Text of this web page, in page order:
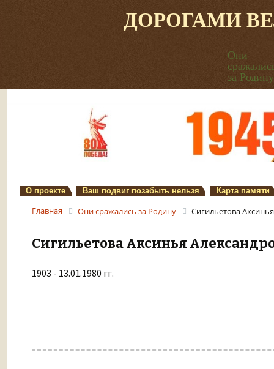
ДОРОГАМИ
Они
за Родину
О проекте Ваш подвиг позабыть нельзя Карта памяти
Главная Они сражались за Родину Сигильетова
Сигильетова Аксинья
1903 - 13.01.1980 гг.